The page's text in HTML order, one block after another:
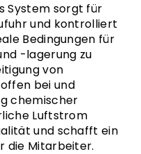
System sorgt für
und kontrolliert
Bedingungen für
-lagerung zu
von
bei und
chemischer
Luftstrom
und schafft ein
die Mitarbeiter.